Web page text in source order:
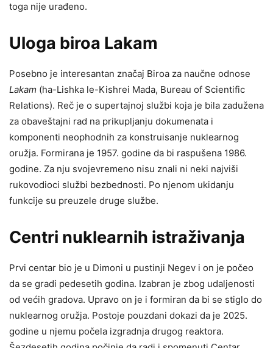
toga nije urađeno.
Uloga biroa Lakam
Posebno je interesantan značaj Biroa za naučne odnose
Lakam (ha-Lishka le-Kishrei Mada, Bureau of Scientific
Relations). Reč je o supertajnoj službi koja je bila zadužena
za obaveštajni rad na prikupljanju dokumenata i
komponenti neophodnih za konstruisanje nuklearnog
oružja. Formirana je 1957. godine da bi raspušena 1986.
godine. Za nju svojevremeno nisu znali ni neki najviši
rukovodioci službi bezbednosti. Po njenom ukidanju
funkcije su preuzele druge službe.
Centri nuklearnih istraživanja
Prvi centar bio je u Dimoni u pustinji Negev i on je počeo
da se gradi pedesetih godina. Izabran je zbog udaljenosti
od većih gradova. Upravo on je i formiran da bi se stiglo do
nuklearnog oružja. Postoje pouzdani dokazi da je 2025.
godine u njemu počela izgradnja drugog reaktora.